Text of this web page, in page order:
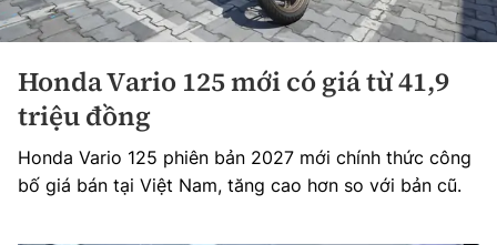
Honda Vario 125 mới có giá từ 41,9
triệu đồng
Honda Vario 125 phiên bản 2027 mới chính thức công
bố giá bán tại Việt Nam, tăng cao hơn so với bản cũ.